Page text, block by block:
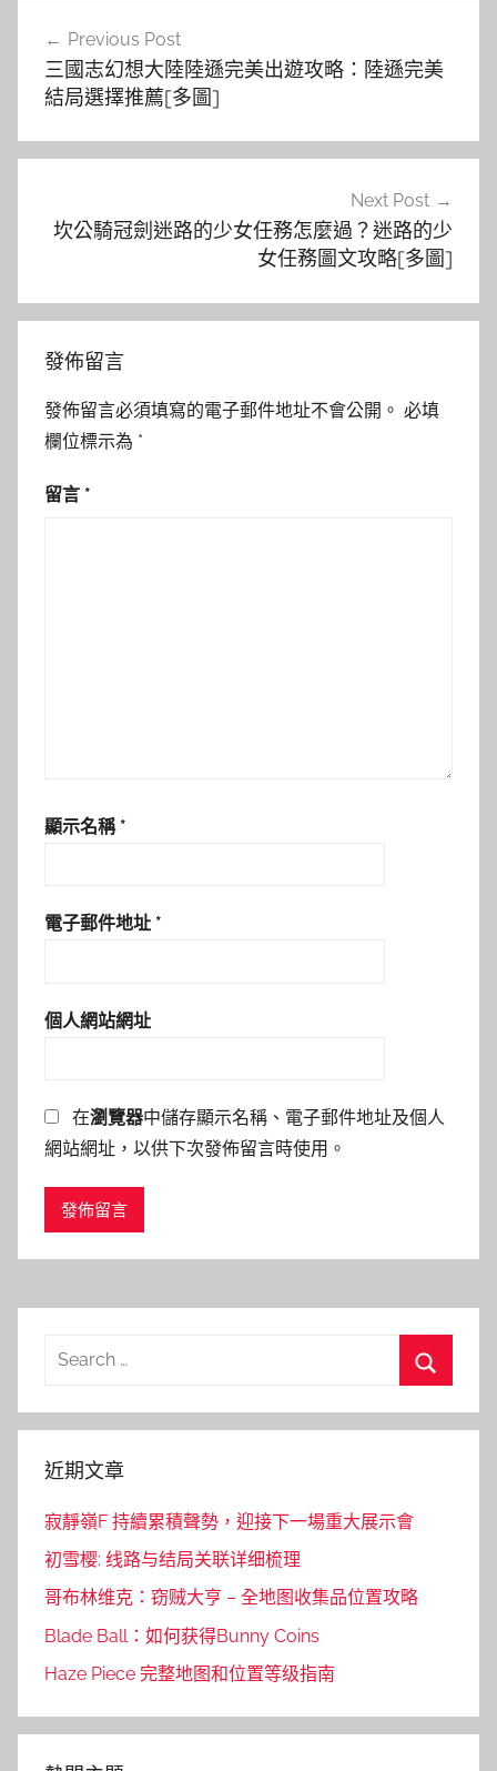
導
覽
Previous Post
三國志幻想大陸陸遜完美出遊攻略：陸遜完美
結局選擇推薦[多圖]
Next Post
坎公騎冠劍迷路的少女任務怎麼過？迷路的少
女任務圖文攻略[多圖]
發佈留言
發佈留言必須填寫的電子郵件地址不會公開。 必填
欄位標示為 *
留言 *
顯示名稱 *
電子郵件地址 *
個人網站網址
在瀏覽器中儲存顯示名稱、電子郵件地址及個人
網站網址，以供下次發佈留言時使用。
Search
近期文章
寂靜嶺F 持續累積聲勢，迎接下一場重大展示會
初雪樱: 线路与结局关联详细梳理
哥布林维克：窃贼大亨 – 全地图收集品位置攻略
Blade Ball：如何获得Bunny Coins
Haze Piece 完整地图和位置等级指南